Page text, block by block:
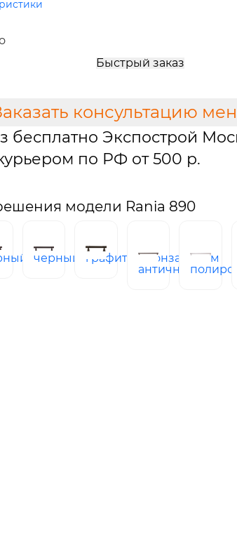
Быстрый заказ
консультацию
бесплатно Экспострой
по РФ от 500 р.
модели Rania 890
черный графит
бронза
античная
хром